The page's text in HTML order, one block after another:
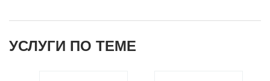
УСЛУГИ ПО ТЕМЕ